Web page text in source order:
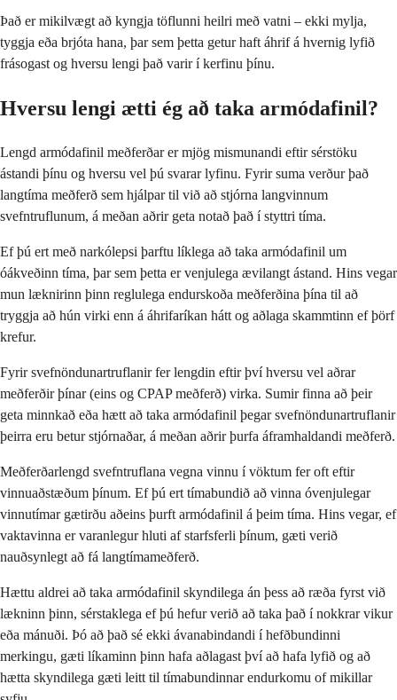
Það er mikilvægt að kyngja töflunni heilri með vatni – ekki mylja,
tyggja eða brjóta hana, þar sem þetta getur haft áhrif á hvernig lyfið
frásogast og hversu lengi það varir í kerfinu þínu.
Hversu lengi ætti ég að taka armódafinil?
Lengd armódafinil meðferðar er mjög mismunandi eftir sérstöku
ástandi þínu og hversu vel þú svarar lyfinu. Fyrir suma verður það
langtíma meðferð sem hjálpar til við að stjórna langvinnum
svefntruflunum, á meðan aðrir geta notað það í styttri tíma.
Ef þú ert með narkólepsi þarftu líklega að taka armódafinil um
óákveðinn tíma, þar sem þetta er venjulega ævilangt ástand. Hins vegar
mun læknirinn þinn reglulega endurskoða meðferðina þína til að
tryggja að hún virki enn á áhrifaríkan hátt og aðlaga skammtinn ef þörf
krefur.
Fyrir svefnöndunartruflanir fer lengdin eftir því hversu vel aðrar
meðferðir þínar (eins og CPAP meðferð) virka. Sumir finna að þeir
geta minnkað eða hætt að taka armódafinil þegar svefnöndunartruflanir
þeirra eru betur stjórnaðar, á meðan aðrir þurfa áframhaldandi meðferð.
Meðferðarlengd svefntruflana vegna vinnu í vöktum fer oft eftir
vinnuaðstæðum þínum. Ef þú ert tímabundið að vinna óvenjulegar
vinnutímar gætirðu aðeins þurft armódafinil á þeim tíma. Hins vegar, ef
vaktavinna er varanlegur hluti af starfsferli þínum, gæti verið
nauðsynlegt að fá langtímameðferð.
Hættu aldrei að taka armódafinil skyndilega án þess að ræða fyrst við
lækninn þinn, sérstaklega ef þú hefur verið að taka það í nokkrar vikur
eða mánuði. Þó að það sé ekki ávanabindandi í hefðbundinni
merkingu, gæti líkaminn þinn hafa aðlagast því að hafa lyfið og að
hætta skyndilega gæti leitt til tímabundinnar endurkomu of mikillar